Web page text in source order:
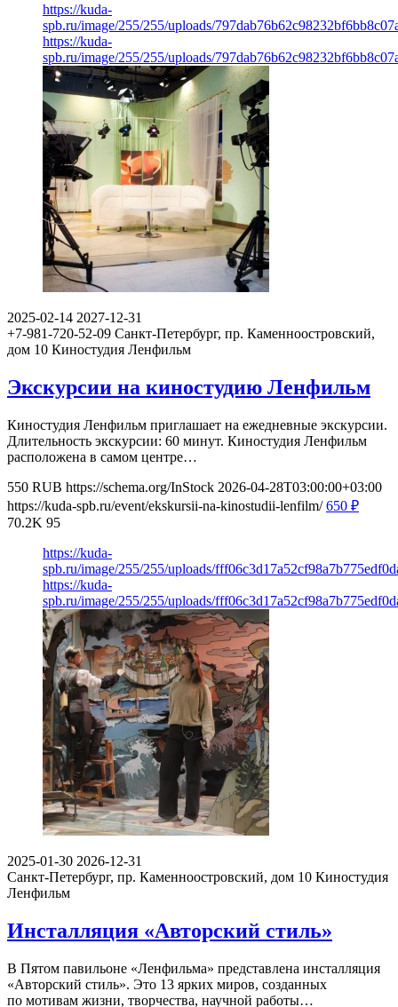
https://kuda-
spb.ru/image/255/255/uploads/
https://kuda-
spb.ru/image/255/255/uploads/
2025-02-14 2027-12-31
+7-981-720-52-09 Санкт-Петербург, пр. Каменноостровский,
дом 10 Киностудия Ленфильм
Экскурсии на киностудию Ленфильм
Киностудия Ленфильм приглашает на ежедневные экскурсии.
Длительность экскурсии: 60 минут. Киностудия Ленфильм
расположена в самом центре…
550 RUB https://schema.org/InStock 2026-04-28T03:00:00+03:00
https://kuda-spb.ru/event/ekskursii-na-kinostudii-lenfilm/ 650 ₽
70.2K 95
https://kuda-
spb.ru/image/255/255/uploads/
https://kuda-
spb.ru/image/255/255/uploads/
2025-01-30 2026-12-31
Санкт-Петербург, пр. Каменноостровский, дом 10 Киностудия
Ленфильм
Инсталляция «Авторский стиль»
В Пятом павильоне «Ленфильма» представлена инсталляция
«Авторский стиль». Это 13 ярких миров, созданных
по мотивам жизни, творчества, научной работы…